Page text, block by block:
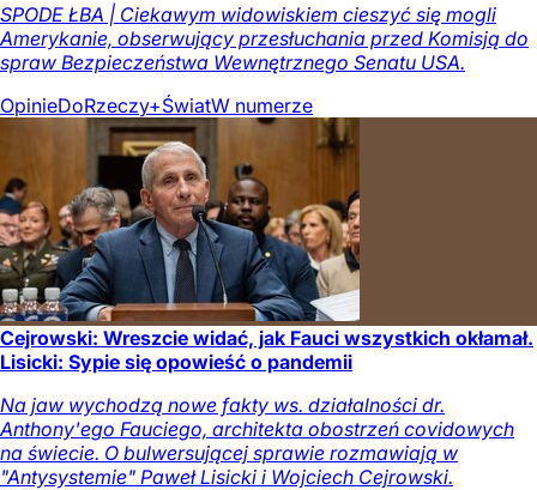
SPODE ŁBA | Ciekawym widowiskiem cieszyć się mogli
Amerykanie, obserwujący przesłuchania przed Komisją do
spraw Bezpieczeństwa Wewnętrznego Senatu USA.
OpinieDoRzeczy+ŚwiatW numerze
Cejrowski: Wreszcie widać, jak Fauci wszystkich okłamał.
Lisicki: Sypie się opowieść o pandemii
Na jaw wychodzą nowe fakty ws. działalności dr.
Anthony'ego Fauciego, architekta obostrzeń covidowych
na świecie. O bulwersującej sprawie rozmawiają w
"Antysystemie" Paweł Lisicki i Wojciech Cejrowski.